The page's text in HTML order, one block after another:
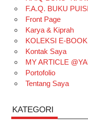
F.A.Q. BUKU
Front Page
Karya & Kiprah
KOLEKSI E-BOOK
Kontak Saya
MY ARTICLE
Portofolio
Tentang Saya
KATEGORI